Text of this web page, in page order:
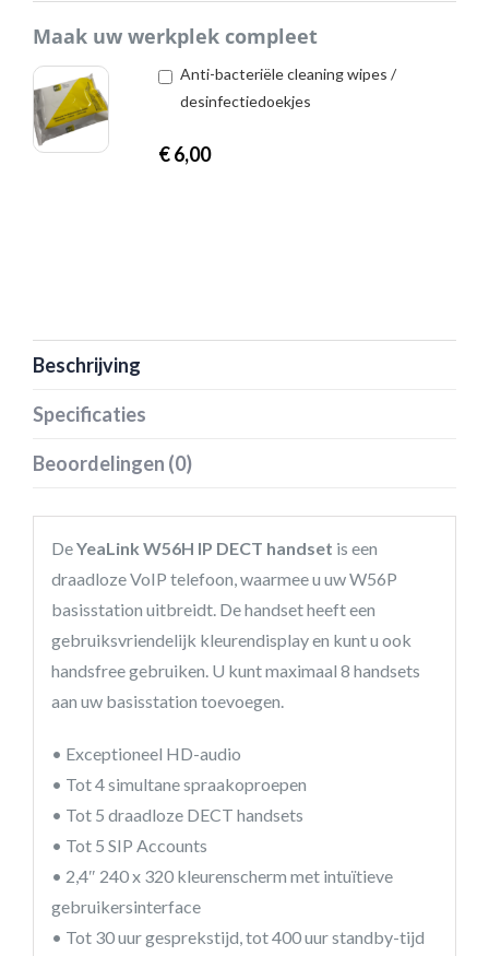
Maak uw werkplek compleet
Anti-bacteriële cleaning wipes /
desinfectiedoekjes
€6,00
Beschrijving
Specificaties
Beoordelingen (0)
DeYeaLink W56H IP DECT handset is een
draadloze VoIP telefoon, waarmee u uw W56P
basisstation uitbreidt. De handset heeft een
gebruiksvriendelijk kleurendisplay en kunt u ook
handsfree gebruiken. U kunt maximaal 8 handsets
aan uw basisstation toevoegen.
• Exceptioneel HD-audio
• Tot 4 simultane spraakoproepen
• Tot 5 draadloze DECT handsets
• Tot 5 SIP Accounts
• 2,4″ 240 x 320 kleurenscherm met intuïtieve
gebruikersinterface
• Tot 30 uur gesprekstijd, tot 400 uur standby-tijd